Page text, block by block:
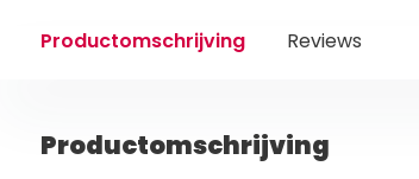
Productomschrijving Reviews
Productomschrijving